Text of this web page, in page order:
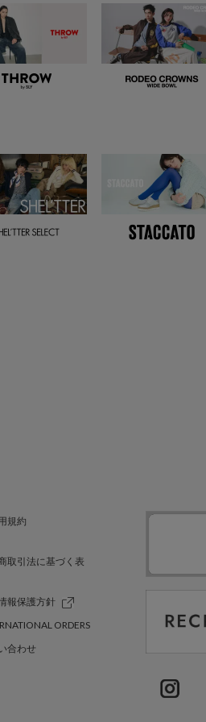
規約
取引法に基づく表
報保護方針
ORDERS
合わせ